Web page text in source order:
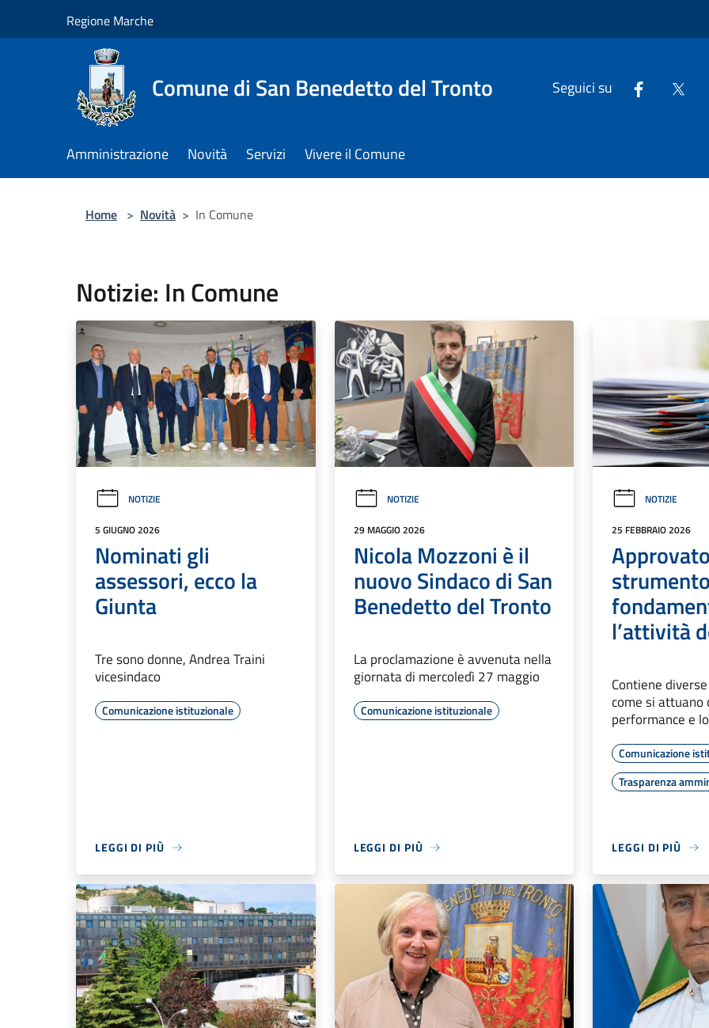
Regione Marche
Comune di San Benedetto del Tronto Seguici su
Amministrazione Novità Servizi Vivere il Comune
Home > Novità > In Comune
Notizie: In Comune
NOTIZIE
5 GIUGNO 2026
Nominati gli
assessori, ecco la
Giunta
Tre sono donne, Andrea Traini
vicesindaco
Comunicazione istituzionale
LEGGI DI PIÙ
NOTIZIE
29 MAGGIO 2026
Nicola Mozzoni è il
nuovo Sindaco di San
Benedetto del Tronto
La proclamazione è avvenuta nella
giornata di mercoledì 27 maggio
Comunicazione istituzionale
LEGGI DI PIÙ
NOTIZIE
25 FEBBRAIO 2026
l’attività
Contiene
come si attuano
performance e
Comunicazione
Trasparenza
LEGGI DI PIÙ